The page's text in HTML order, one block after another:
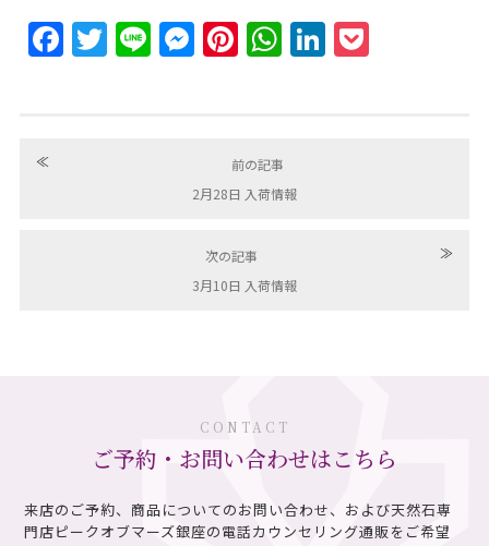
FacebookTwitterLine MessengerPinterestWhatsAppLinkedIn
≪
前の記事
2月28日 入荷情報
次の記事
≫
3月10日 入荷情報
CONTACT
ご予約・お問い合わせはこちら
来店のご予約、商品についてのお問い合わせ、および天然石専
門店ピークオブマーズ銀座の電話カウンセリング通販を ご希望